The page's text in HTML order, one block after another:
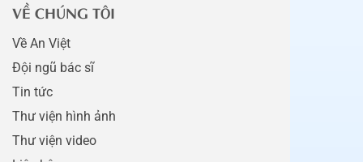
VỀ CHÚNG TÔI
Về An Việt
Đội ngũ bác sĩ
Tin tức
Thư viện hình ảnh
Thư viện video